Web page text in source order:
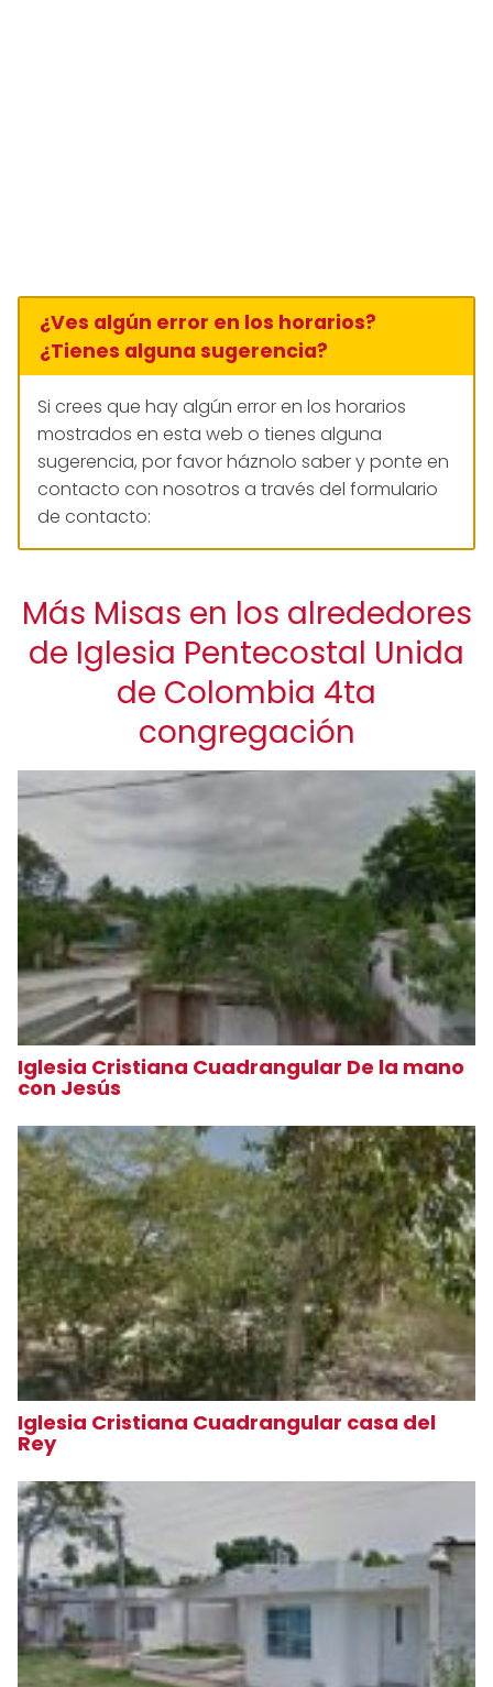
¿Ves algún error en los horarios?
¿Tienes alguna sugerencia?
Si crees que hay algún error en los horarios
mostrados en esta web o tienes alguna
sugerencia, por favor háznolo saber y ponte en
contacto con nosotros a través del formulario
de contacto:
Más Misas en los alrededores
de Iglesia Pentecostal Unida
de Colombia 4ta
congregación
Iglesia Cristiana Cuadrangular De la mano
con Jesús
Iglesia Cristiana Cuadrangular casa del
Rey